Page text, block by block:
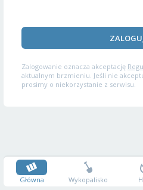
Zalogowanie oznacza akceptację
aktualnym brzmieniu. Jeśli nie
prosimy o niekorzystanie z serwisu.
Główna Wykopalisko